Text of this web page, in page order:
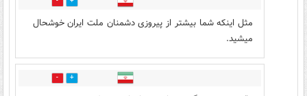
مثل اینکه شما بیشتر از پیروزی دشمنان ملت ایران خوشحال
میشید.
1